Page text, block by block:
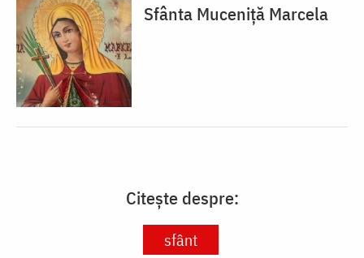
Sfânta Muceniță Marcela
Citește despre:
sfânt